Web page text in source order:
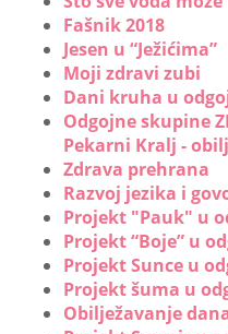
Fašnik 2018
Jesen u “Ježićima”
Moji zdravi zubi
Dani kruha u
Odgojne skupine
Pekarni Kralj -
Zdrava prehrana
Razvoj jezika i
Projekt "Pauk" u
Projekt “Boje” u
Projekt Sunce u
Projekt šuma u
Obilježavanje